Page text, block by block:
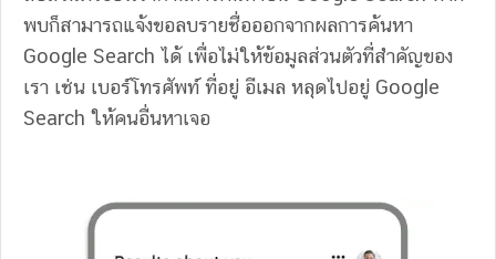
พบก็สามารถแจ้งขอลบรายชื่อออกจากผลการค้นหา
Google Search ได้ เพื่อไม่ให้ข้อมูลส่วนตัวที่สำคัญของ
เรา เช่น เบอร์โทรศัพท์ ที่อยู่ อีเมล หลุดไปอยู่ Google
Search ให้คนอื่นหาเจอ